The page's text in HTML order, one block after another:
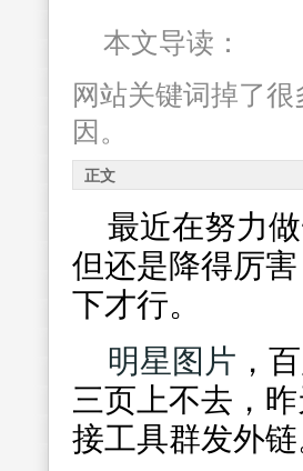
本文导读：
网站关键词掉了
因。
正文
最近在努力
但还是降得厉
下才行。
明星图片 ，
三页上不去，
接工具群发外链